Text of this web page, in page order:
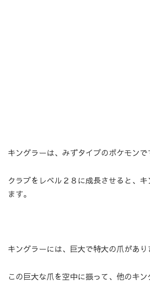
キングラーは、みずタイプのポケモンで
クラブをレベル２８に成長させると、
ます。
キングラーには、巨大で特大の爪があり
この巨大な爪を空中に振って、他のキ